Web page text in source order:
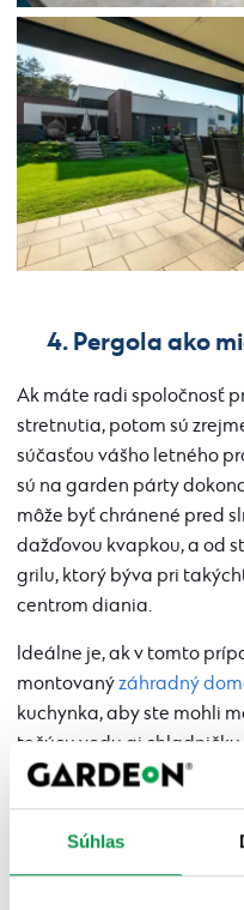
Súhlas
4. Pergola ako
Ak máte radi spoločnosť
stretnutia, potom sú
súčasťou vášho letného
sú na garden párty
môže byť chránené pred
dažďovou kvapkou, a od
grilu, ktorý býva pri
centrom diania.
Ideálne je, ak v tomto
montovanýzáhradný
kuchynka, aby ste mohli
tečúcu vodu aj chladničku